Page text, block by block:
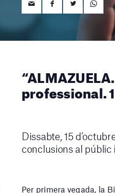
professional.
Dissabte, 15
conclusions al
Per primera vegada, la